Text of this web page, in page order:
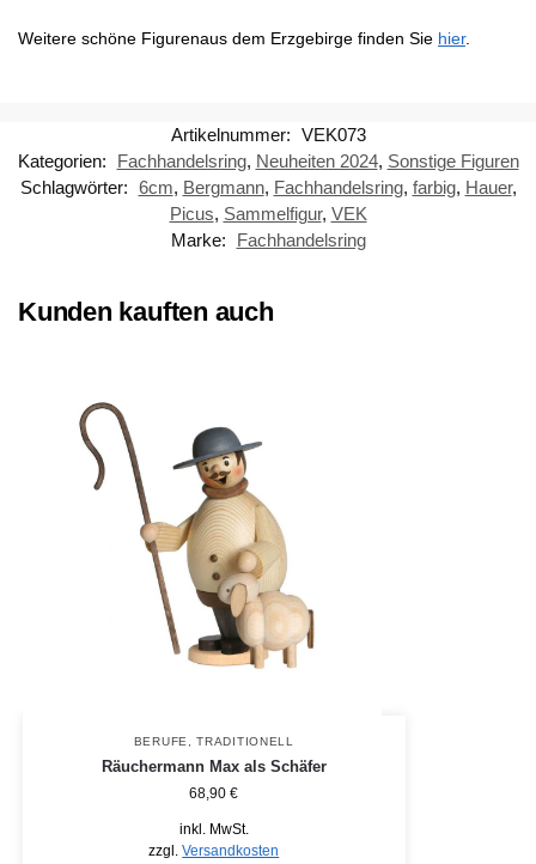
Weitere schöne Figurenaus dem Erzgebirge finden Sie hier.
Artikelnummer: VEK073
Kategorien:
Fachhandelsring, Neuheiten 2024, Sonstige Figuren
Schlagwörter: 6cm, Bergmann, Fachhandelsring, farbig, Hauer,
Picus, Sammelfigur, VEK
Marke:
Fachhandelsring
Kunden kauften auch
BERUFE ,TRADITIONELL
Räuchermann Max als Schäfer
68,90€
inkl. MwSt.
zzgl.Versandkosten